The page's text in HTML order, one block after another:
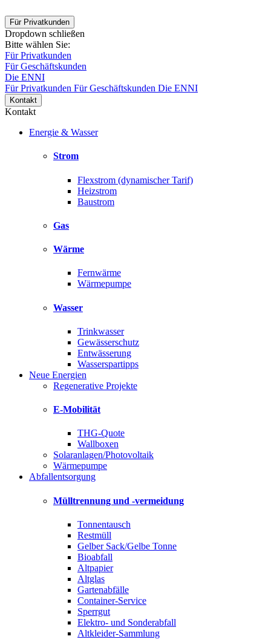
Für Privatkunden
Dropdown schließen
Bitte wählen Sie:
Für Privatkunden
Für Geschäftskunden
Die ENNI
Für Privatkunden Für Geschäftskunden Die ENNI
Kontakt
Kontakt
Energie & Wasser
Strom
Flexstrom (dynamischer Tarif)
Heizstrom
Baustrom
Gas
Wärme
Fernwärme
Wärmepumpe
Wasser
Trinkwasser
Gewässerschutz
Entwässerung
Wasserspartipps
Neue Energien
Regenerative Projekte
E-Mobilität
THG-Quote
Wallboxen
Solaranlagen/Photovoltaik
Wärmepumpe
Abfallentsorgung
Mülltrennung und -vermeidung
Tonnentausch
Restmüll
Gelber Sack/Gelbe Tonne
Bioabfall
Altpapier
Altglas
Gartenabfälle
Container-Service
Sperrgut
Elektro- und Sonderabfall
Altkleider-Sammlung